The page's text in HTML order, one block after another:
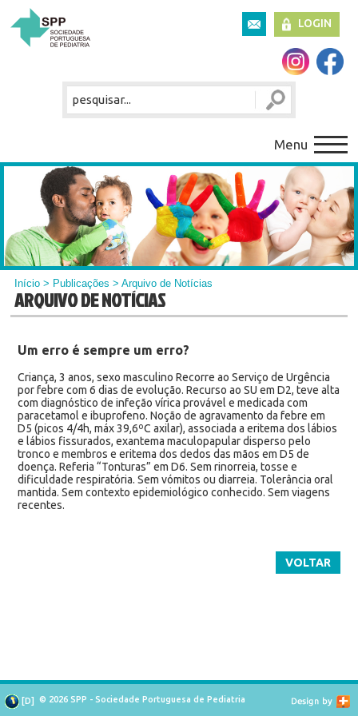
LOGIN
Menu
Início > Publicações > Arquivo de Notícias
ARQUIVO DE NOTÍCIAS
Um erro é sempre um erro?
Criança, 3 anos, sexo masculino Recorre ao Serviço de Urgência
por febre com 6 dias de evolução. Recurso ao SU em D2, teve alta
com diagnóstico de infeção vírica provável e medicada com
paracetamol e ibuprofeno. Noção de agravamento da febre em
D5 (picos 4/4h, máx 39,6ºC axilar), associada a eritema dos lábios
e lábios fissurados, exantema maculopapular disperso pelo
tronco e membros e eritema dos dedos das mãos em D5 de
doença. Referia “Tonturas” em D6. Sem rinorreia, tosse e
dificuldade respiratória. Sem vómitos ou diarreia. Tolerância oral
mantida. Sem contexto epidemiológico conhecido. Sem viagens
recentes.
VOLTAR
[D] © 2026 SPP - Sociedade Portuguesa de Pediatria